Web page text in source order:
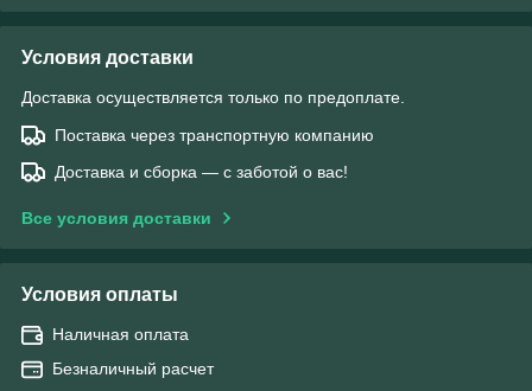
Условия доставки
Доставка осуществляется только по предоплате.
Поставка через транспортную компанию
Доставка и сборка — с заботой о вас!
Все условия доставки
Условия оплаты
Наличная оплата
Безналичный расчет